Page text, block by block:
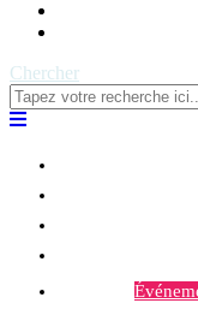
Chercher